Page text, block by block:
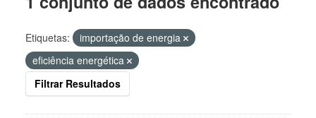
Etiquetas:
importação de energia
eficiência energética
Filtrar Resultados